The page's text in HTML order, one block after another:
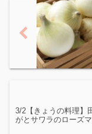
3/2【きょうの料理】
がとサワラのローズ